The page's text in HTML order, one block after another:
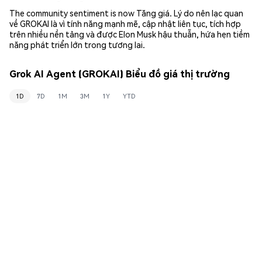
The community sentiment is now Tăng giá. Lý do nên lạc quan
về GROKAI là vì tính năng mạnh mẽ, cập nhật liên tục, tích hợp
trên nhiều nền tảng và được Elon Musk hậu thuẫn, hứa hẹn tiềm
năng phát triển lớn trong tương lai.
Grok AI Agent (GROKAI) Biểu đồ giá thị trường
1D 7D 1M 3M 1Y YTD